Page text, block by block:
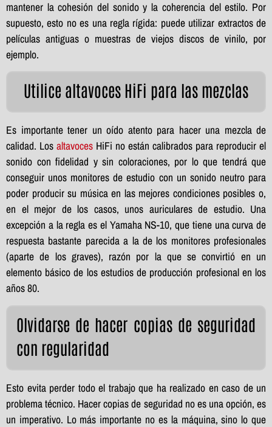
mantener la cohesión del sonido y la coherencia del estilo. Por
supuesto, esto no es una regla rígida: puede utilizar extractos de
películas antiguas o muestras de viejos discos de vinilo, por
ejemplo.
Utilice altavoces HiFi para las mezclas
Es importante tener un oído atento para hacer una mezcla de
calidad. Los altavoces HiFi no están calibrados para reproducir el
sonido con fidelidad y sin coloraciones, por lo que tendrá que
conseguir unos monitores de estudio con un sonido neutro para
poder producir su música en las mejores condiciones posibles o,
en el mejor de los casos, unos auriculares de estudio. Una
excepción a la regla es el Yamaha NS-10, que tiene una curva de
respuesta bastante parecida a la de los monitores profesionales
(aparte de los graves), razón por la que se convirtió en un
elemento básico de los estudios de producción profesional en los
años 80.
Olvidarse de hacer copias de seguridad
con regularidad
Esto evita perder todo el trabajo que ha realizado en caso de un
problema técnico. Hacer copias de seguridad no es una opción, es
un imperativo. Lo más importante no es la máquina, sino lo que